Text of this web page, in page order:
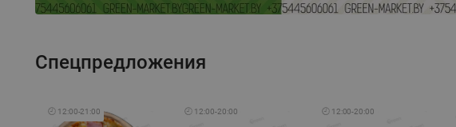
Спецпредложения
🕘 12:00-21:00 🕘 12:00-20:00 🕘 12:00-20:00